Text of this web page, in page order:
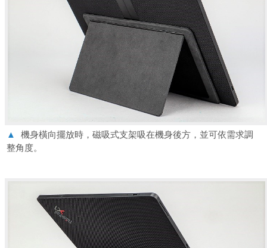
▲
機身橫向擺放時，磁吸式支架吸在機身後方，並可依需求調
整角度。